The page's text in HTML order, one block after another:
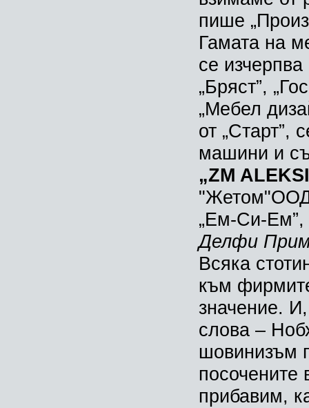
пише
Гамата на
се
„Бряст”,
„Мебел
от „Старт”,
машини и
„ZM
„Ем-Си-Ем”,
Делфи
Всяка
към
значение.
слова –
шовинизъм
посочените
прибавим,